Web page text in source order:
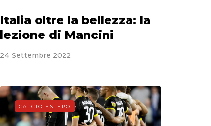
Italia oltre la bellezza: la
lezione di Mancini
24 Settembre 2022
CALCIO ESTERO